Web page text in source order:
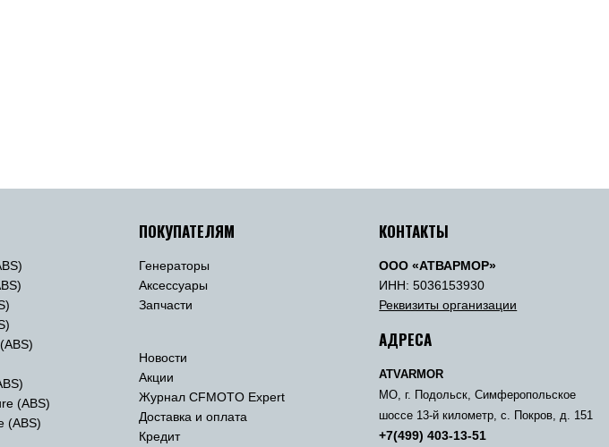
(ABS)
(ABS)
ПОКУПАТЕЛЯМ
Генераторы
Аксессуары
Запчасти
Новости
Акции
Журнал CFMOTO Expert
Доставка и оплата
Кредит
КОНТАКТЫ
ООО «АТВАРМОР»
ИНН: 5036153930
Реквизиты организации
АДРЕСА
ATVARMOR
МО, г. Подольск, Симферопольское
шоссе 13-й километр, с. Покров, д. 151
+7(499) 403-13-51